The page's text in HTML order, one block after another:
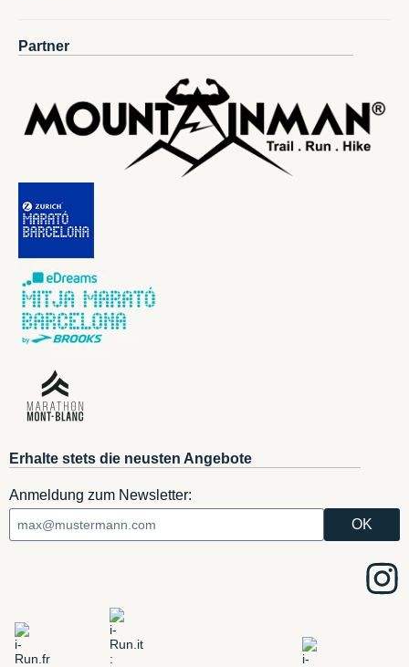
Partner
Erhalte stets die neusten Angebote
Anmeldung zum Newsletter: